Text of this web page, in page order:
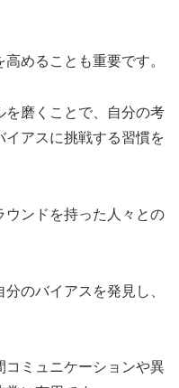
めることも重要です。
を磨くことで、自分の考
イアスに挑戦する習慣を
ウンドを持った人々との
のバイアスを発見し、
コミュニケーションや異